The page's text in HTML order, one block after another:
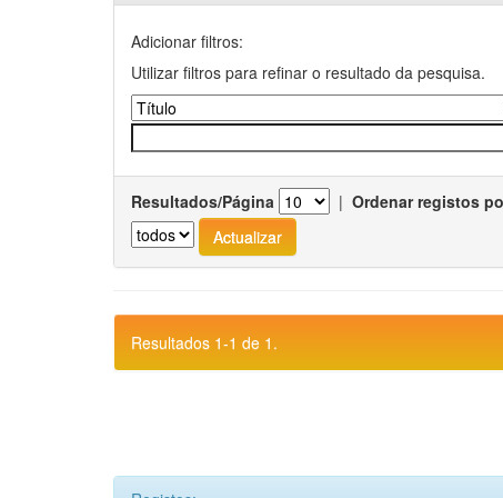
Adicionar filtros:
Utilizar filtros para refinar o resultado da pesquisa.
Resultados/Página | Ordenar registos
Resultados 1-1 de 1.